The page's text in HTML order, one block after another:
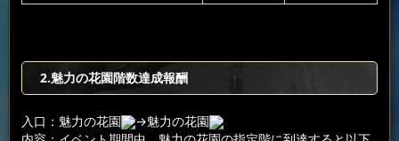
2.魅力の花園階数達成報酬
入口：魅力の花園
→魅力の花園